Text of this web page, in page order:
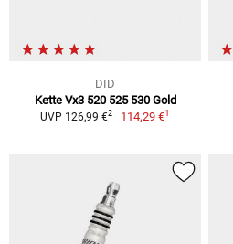
DID
Kette Vx3 520 525 530 Gold
UVP 126,99 €2 114,29 €1